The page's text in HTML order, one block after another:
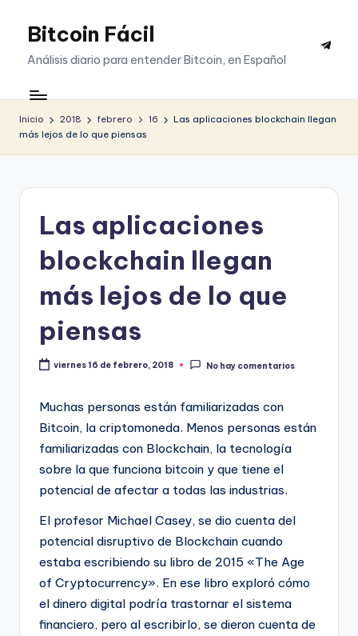
SaltarBitcoin Fácil
Análisis diario para entender Bitcoin, en Español
Inicio 2018 febrero 16
Las aplicaciones blockchain llegan
más lejos de lo que piensas
Las aplicaciones
blockchain llegan
más lejos de lo que
piensas
viernes 16 de febrero, 2018 No hay comentarios
Muchas personas están familiarizadas con
Bitcoin, la criptomoneda. Menos personas están
familiarizadas con Blockchain, la tecnología
sobre la que funciona bitcoin y que tiene el
potencial de afectar a todas las industrias.
El profesor Michael Casey, se dio cuenta del
potencial disruptivo de Blockchain cuando
estaba escribiendo su libro de 2015 «The Age
of Cryptocurrency». En ese libro exploró cómo
el dinero digital podría trastornar el sistema
financiero, pero al escribirlo, se dieron cuenta de